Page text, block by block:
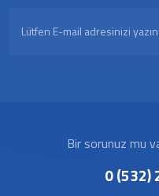
Bir sorunuz mu
0 (532)